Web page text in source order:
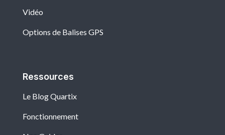
Vidéo
Options de Balises GPS
Ressources
Le Blog Quartix
Fonctionnement